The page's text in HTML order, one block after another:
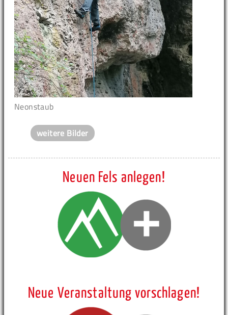
Neonstaub
weitere Bilder
Neuen Fels anlegen!
Neue Veranstaltung vorschlagen!